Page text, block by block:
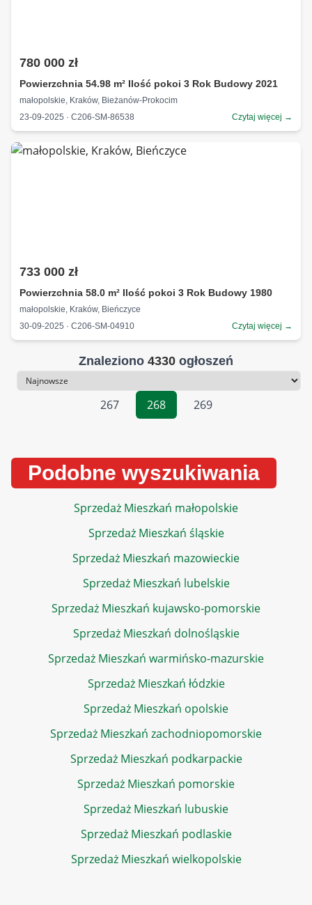
780 000 zł
Powierzchnia 54.98 m² Ilość pokoi 3 Rok Budowy 2021
małopolskie, Kraków, Bieżanów-Prokocim
23-09-2025 · C206-SM-86538
Czytaj więcej →
733 000 zł
Powierzchnia 58.0 m² Ilość pokoi 3 Rok Budowy 1980
małopolskie, Kraków, Bieńczyce
30-09-2025 · C206-SM-04910
Czytaj więcej →
Znaleziono 4330 ogłoszeń
Sortowanie
267
268 269
Podobne wyszukiwania
Sprzedaż Mieszkań małopolskie
Sprzedaż Mieszkań śląskie
Sprzedaż Mieszkań mazowieckie
Sprzedaż Mieszkań lubelskie
Sprzedaż Mieszkań kujawsko-pomorskie
Sprzedaż Mieszkań dolnośląskie
Sprzedaż Mieszkań warmińsko-mazurskie
Sprzedaż Mieszkań łódzkie
Sprzedaż Mieszkań opolskie
Sprzedaż Mieszkań zachodniopomorskie
Sprzedaż Mieszkań podkarpackie
Sprzedaż Mieszkań pomorskie
Sprzedaż Mieszkań lubuskie
Sprzedaż Mieszkań podlaskie
Sprzedaż Mieszkań wielkopolskie